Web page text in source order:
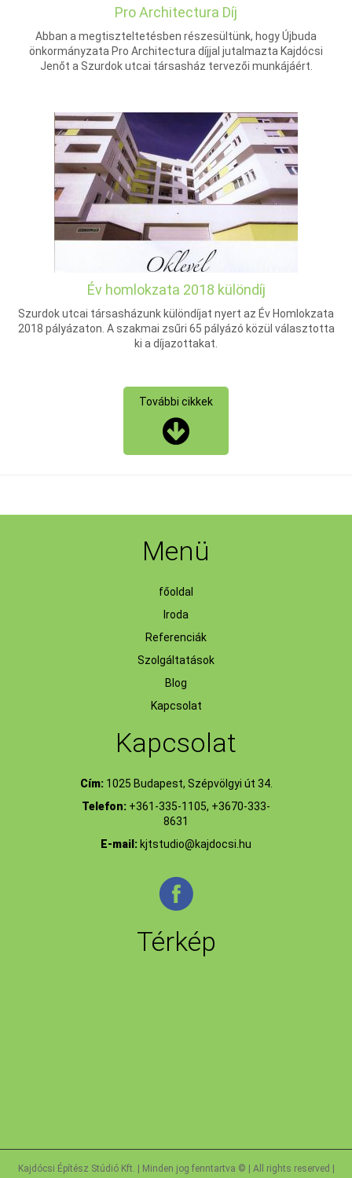
Pro Architectura Díj
Abban a megtiszteltetésben részesültünk, hogy Újbuda
önkormányzata Pro Architectura díjjal jutalmazta Kajdócsi
Jenőt a Szurdok utcai társasház tervezői munkájáért.
Év homlokzata 2018 különdíj
Szurdok utcai társasházunk különdíjat nyert az Év Homlokzata
2018 pályázaton. A szakmai zsűri 65 pályázó közül választotta
ki a díjazottakat.
További cikkek
Menü
főoldal
Iroda
Referenciák
Szolgáltatások
Blog
Kapcsolat
Kapcsolat
Cím:1025 Budapest, Szépvölgyi út 34.
Telefon: +361-335-1105, +3670-333-
8631
E-mail: kjtstudio@kajdocsi.hu
Térkép
Kajdócsi Építész Stúdió Kft. | Minden jog fenntartva © | All rights reserved |